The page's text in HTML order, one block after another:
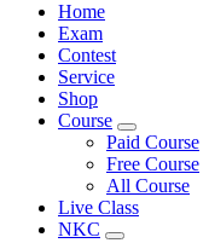
Home
Exam
Contest
Service
Shop
Course
Paid Course
Free Course
All Course
Live Class
NKC